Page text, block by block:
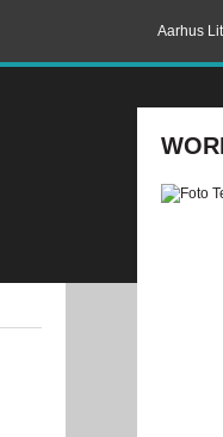
Aarhus